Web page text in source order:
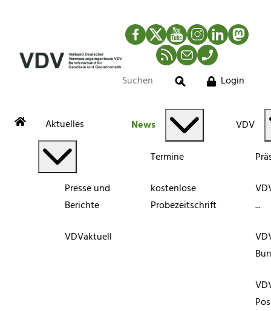
Facebook
TwitterYouTubeInstagram
LinkedIn
RSS-Newsfeed
MailTelefon
Suche
Login
Aktuelles
Presse und
Berichte
VDVaktuell
News
Termine
kostenlose
Probezeitschrift
VDV
...